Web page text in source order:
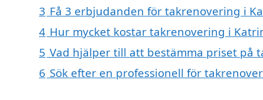
3 Få 3 erbjudanden för takrenovering i
4 Hur mycket kostar takrenovering i
5 Vad hjälper till att bestämma priset på
6 Sök efter en professionell för